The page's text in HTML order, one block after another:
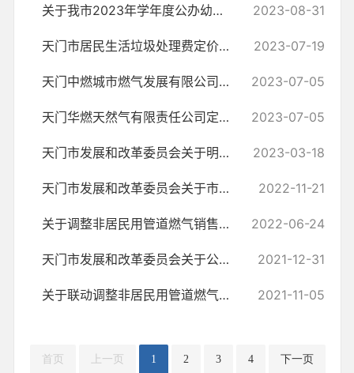
关于我市2023年学年度公办幼儿园保教费收费政策的通知 2023-08-31
天门市居民生活垃圾处理费定价成本审核专项审计报告 2023-07-19
天门中燃城市燃气发展有限公司定价成本审核专项审计报告 2023-07-05
天门华燃天然气有限责任公司定价成本审核专项审计报告 2023-07-05
天门市发展和改革委员会关于明确保障性租赁住房供水供电供气价格政策的通知 2023-03-18
天门市发展和改革委员会关于市民中心停车场停车收费标准的批复 2022-11-21
关于调整非居民用管道燃气销售价格的通知 2022-06-24
天门市发展和改革委员会关于公开征求义务教育阶段线下学科类 校外培训收... 2021-12-31
关于联动调整非居民用管道燃气销售价格的通知 2021-11-05
首页 上一页 1 2 3 4 下一页